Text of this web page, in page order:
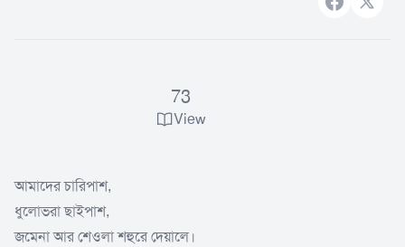
Facebook
X
73
View
আমাদের চারিপাশ,
ধুলোভরা ছাইপাশ,
জমেনা আর শেওলা শহুরে দেয়ালে।